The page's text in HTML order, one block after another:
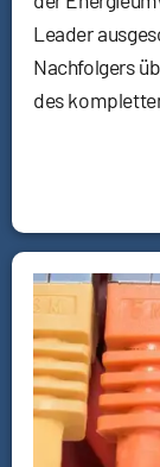
Leader
Nachfolgers
des